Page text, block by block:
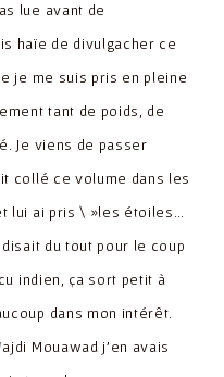
lue avant de
haïe de divulgacher ce
je me suis pris en pleine
tant de poids, de
Je viens de passer
collé ce volume dans les
lui ai pris \ »les étoiles…
du tout pour le coup
indien, ça sort petit à
dans mon intérêt.
Mouawad j'en avais